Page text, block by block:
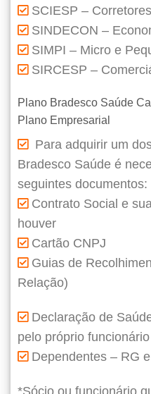
SCIESP –
SINDECON –
SIMPI – Micro e
SIRCESP –
Plano Bradesco Saúde
Plano Empresarial
Para adquirir um
Bradesco Saúde é
seguintes documentos:
Contrato Social e
houver
Cartão CNPJ
Guias de
Relação)
Declaração de
pelo próprio funcionário
Dependentes – RG
*Sócio ou funcionário